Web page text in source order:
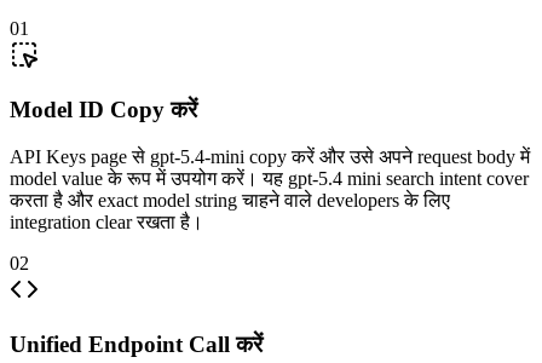
01
Model ID Copy करें
API Keys page से gpt-5.4-mini copy करें और उसे अपने request body में
model value के रूप में उपयोग करें। यह gpt-5.4 mini search intent cover
करता है और exact model string चाहने वाले developers के लिए
integration clear रखता है।
02
Unified Endpoint Call करें